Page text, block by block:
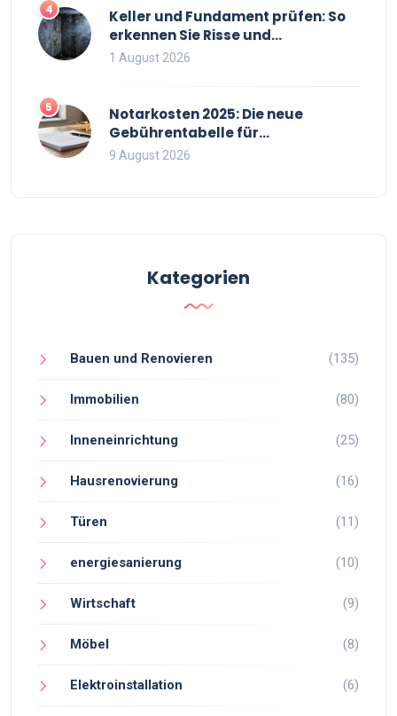
4
Keller und Fundament prüfen: So
erkennen Sie Risse und
Feuchtigkeit bei
1 August 2026
5
Notarkosten 2025: Die neue
Gebührentabelle für
Immobilienkäufe
9 August 2026
Kategorien
Bauen und Renovieren (135)
Immobilien (80)
Inneneinrichtung (25)
Hausrenovierung (16)
Türen (11)
energiesanierung (10)
Wirtschaft (9)
Möbel (8)
Elektroinstallation (6)